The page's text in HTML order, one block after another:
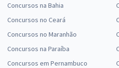
ou R$ 178,80
Concursos na Bahia
Concursos no Ceará
Concursos no Maranhão
Concursos na Paraíba
Concursos em Pernambuco